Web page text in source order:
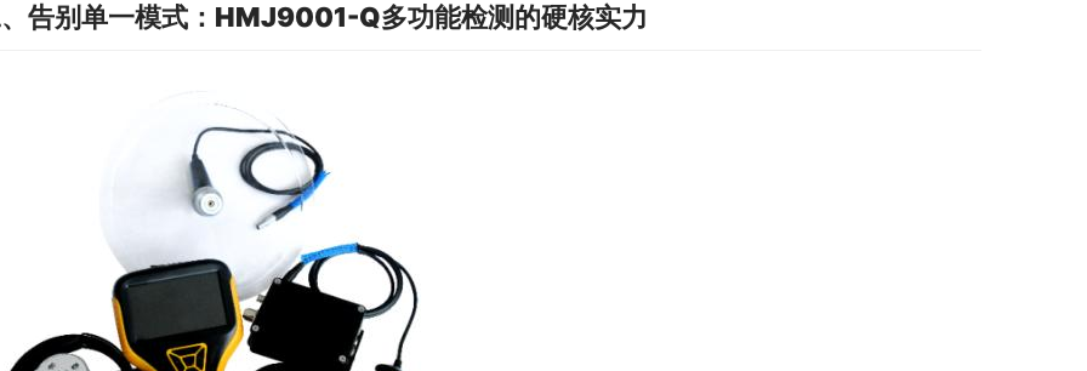
告别单一模式：HMJ9001-Q多功能检测的硬核实力